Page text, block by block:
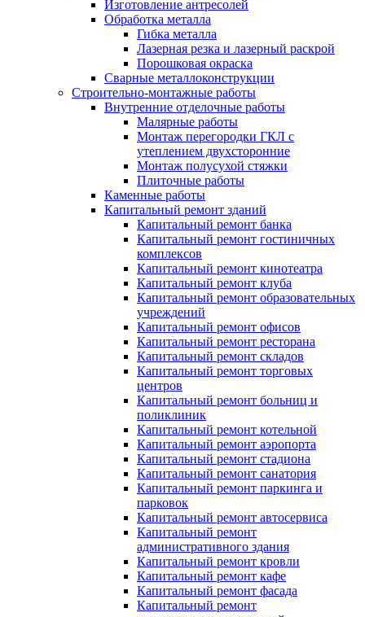
Изготовление антресолей
Обработка металла
Гибка металла
Лазерная резка и лазерный раскрой
Порошковая окраска
Сварные металлоконструкции
Строительно-монтажные работы
Внутренние отделочные работы
Малярные работы
Монтаж перегородки ГКЛ с
утеплением двухсторонние
Монтаж полусухой стяжки
Плиточные работы
Каменные работы
Капитальный ремонт зданий
Капитальный ремонт банка
Капитальный ремонт гостиничных
комплексов
Капитальный ремонт кинотеатра
Капитальный ремонт клуба
Капитальный ремонт образовательных
учреждений
Капитальный ремонт офисов
Капитальный ремонт ресторана
Капитальный ремонт складов
Капитальный ремонт торговых
центров
Капитальный ремонт больниц и
поликлиник
Капитальный ремонт котельной
Капитальный ремонт аэропорта
Капитальный ремонт стадиона
Капитальный ремонт санатория
Капитальный ремонт паркинга и
парковок
Капитальный ремонт автосервиса
Капитальный ремонт
административного здания
Капитальный ремонт кровли
Капитальный ремонт кафе
Капитальный ремонт фасада
Капитальный ремонт